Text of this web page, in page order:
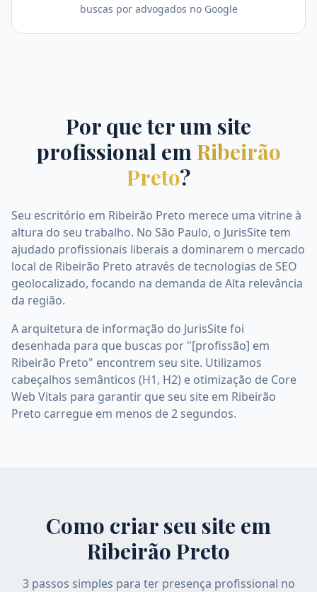
buscas por advogados no Google
Por que ter um site
profissional emRibeirão
Preto?
Seu escritório em Ribeirão Preto merece uma vitrine à
altura do seu trabalho. No São Paulo, o JurisSite tem
ajudado profissionais liberais a dominarem o mercado
local de Ribeirão Preto através de tecnologias de SEO
geolocalizado, focando na demanda de Alta relevância
da região.
A arquitetura de informação do JurisSite foi
desenhada para que buscas por "[profissão] em
Ribeirão Preto" encontrem seu site. Utilizamos
cabeçalhos semânticos (H1, H2) e otimização de Core
Web Vitals para garantir que seu site em Ribeirão
Preto carregue em menos de 2 segundos.
Como criar seu site em
Ribeirão Preto
3 passos simples para ter presença profissional no